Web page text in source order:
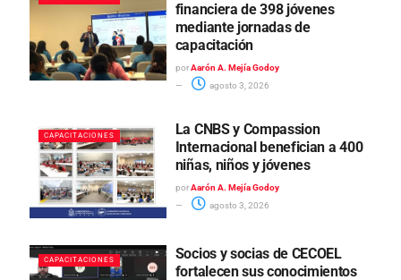
financiera de 398 jóvenes
mediante jornadas de
capacitación
por Aarón A. Mejía Godoy
agosto 3, 2026
CAPACITACIONES
La CNBS y Compassion
Internacional benefician a 400
niñas, niños y jóvenes
por Aarón A. Mejía Godoy
agosto 3, 2026
CAPACITACIONES
Socios y socias de CECOEL
fortalecen sus conocimientos